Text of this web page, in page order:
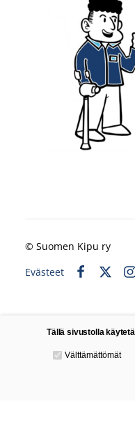
© Suomen Kipu ry
Evästeet
Tällä sivustolla
Valitse käytettävät
Välttämättömät